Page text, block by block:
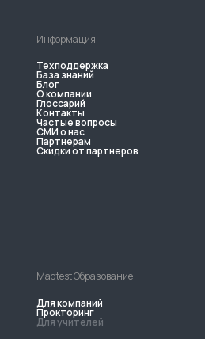
Информация
Madtest Образование
Для компаний
Прокторинг
Для учителей
Техподдержка
База знаний
Блог
О компании
Глоссарий
Контакты
Частые вопросы
СМИ о нас
Партнерам
Скидки от партнеров